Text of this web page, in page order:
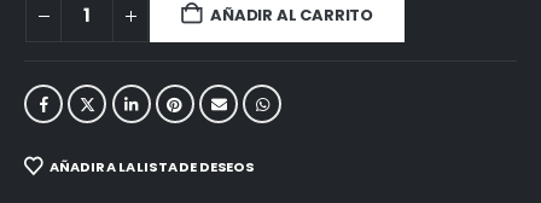
AÑADIR AL CARRITO
AÑADIR A LA LISTA DE DESEOS